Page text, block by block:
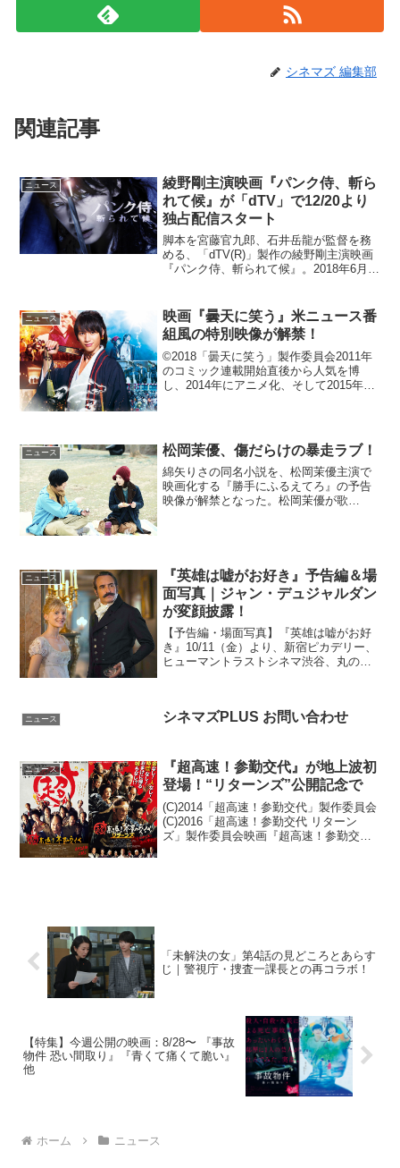
シネマズ 編集部
関連記事
ニュース
綾野剛主演映画『パンク侍、斬ら
れて候』が「dTV」で12/20より
独占配信スタート
脚本を宮藤官九郎、石井岳龍が監督を務
める、「dTV(R)」製作の綾野剛主演映画
『パンク侍、斬られて候』。2018年6月
配信する。日本初!映像配...
ニュース
映画『曇天に笑う』米ニュース番
組風の特別映像が解禁！
©2018「曇天に笑う」製作委員会2011年
のコミック連載開始直後から人気を博
し、2014年にアニメ化、そして2015年か
主演の福士...
ニュース 松岡茉優、傷だらけの暴走ラブ！
綿矢りさの同名小説を、松岡茉優主演で
映画化する『勝手にふるえてろ』の予告
映像が解禁となった。松岡茉優が歌
ニュース
『英雄は嘘がお好き』予告編＆場
面写真｜ジャン・デュジャルダン
が変顔披露！
【予告編・場面写真】『英雄は嘘がお好
き』10/11（金）より、新宿ピカデリー、
ヒューマントラストシネマ渋谷、丸の内
予告編と場面写...
ニュース シネマズPLUS お問い合わせ
ニュース
『超高速！参勤交代』が地上波初
登場！“リターンズ”公開記念で
(C)2014「超高速！参勤交代」製作委員会
(C)2016「超高速！参勤交代 リターン
ズ」製作委員会映画『超高速！参勤交代
「未解決の女」第4話の見どころとあらす
じ｜警視庁・捜査一課長との再コラボ！
【特集】今週公開の映画：8/28〜 『事故
物件 恐い間取り』『青くて痛くて脆い』
他
ホーム ニュース